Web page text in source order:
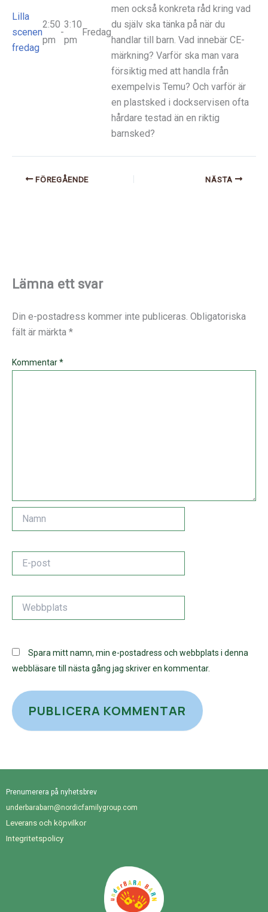
Lilla
scenen
fredag
2:50
pm
-
3:10
pm
Fredag
men också konkreta råd kring vad
du själv ska tänka på när du
handlar till barn. Vad innebär CE-
märkning? Varför ska man vara
försiktig med att handla från
exempelvis Temu? Och varför är
en plastsked i dockservisen ofta
hårdare testad än en riktig
barnsked?
FÖREGÅENDE NÄSTA
Lämna ett svar
Din e-postadress kommer inte publiceras. Obligatoriska
fält är märkta *
Kommentar*
post
Spara mitt namn, min e-postadress och webbplats i denna
webbläsare till nästa gång jag skriver en kommentar.
Prenumerera på nyhetsbrev
underbarabarn@nordicfamilygroup.com
Leverans och köpvilkor
Integritetspolicy